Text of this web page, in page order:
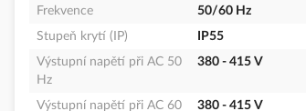
Frekvence
50/60 Hz
Stupeň krytí (IP)
IP55
Výstupní napětí při AC 50
Hz
380 - 415 V
Výstupní napětí při AC 60
380 - 415 V